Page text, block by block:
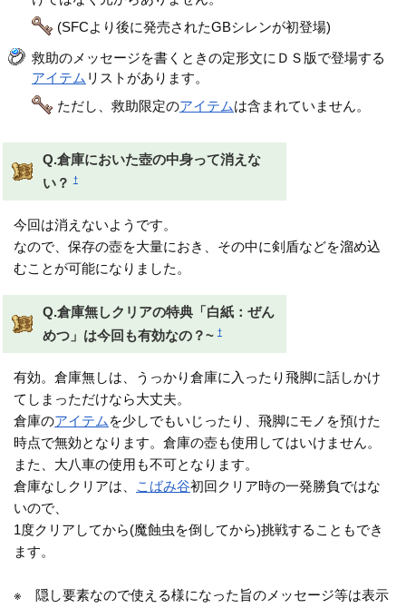
(SFCより後に発売されたGBシレンが初登場)
救助のメッセージを書くときの定形文にＤＳ版で登場する
アイテム リストがあります。
ただし、救助限定のアイテムは含まれていません。
Q.倉庫においた壺の中身って消えな
い？
†
今回は消えないようです。
なので、保存の壺を大量におき、その中に剣盾などを溜め込
むことが可能になりました。
Q.倉庫無しクリアの特典「白紙：ぜん
めつ」は今回も有効なの？~ †
有効。倉庫無しは、うっかり倉庫に入ったり飛脚に話しかけ
てしまっただけなら大丈夫。
倉庫のアイテム を少しでもいじったり、飛脚にモノを預けた
時点で無効となります。倉庫の壺も使用してはいけません。
また、大八車の使用も不可となります。
倉庫なしクリアは、
こばみ谷初回クリア時の一発勝負ではな
いので、
1度クリアしてから(魔蝕虫を倒してから)挑戦することもでき
ます。
※ 隠し要素なので使える様になった旨のメッセージ等は表示